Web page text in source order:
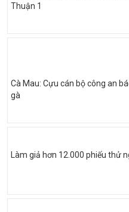
Thuận 1
Cà Mau: Cựu cán bộ công an
gà
Làm giả hơn 12.000 phiếu thử